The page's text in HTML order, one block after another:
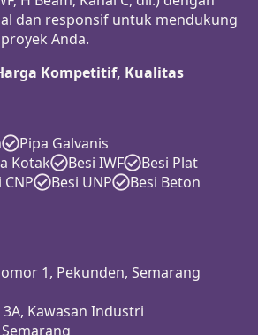
dan responsif untuk mendukung
Anda.
Kompetitif, Kualitas
Pipa Galvanis
Kotak
Besi IWF
Besi Plat
CNP Besi UNP
Besi Beton
1, Pekunden, Semarang
3A, Kawasan Industri